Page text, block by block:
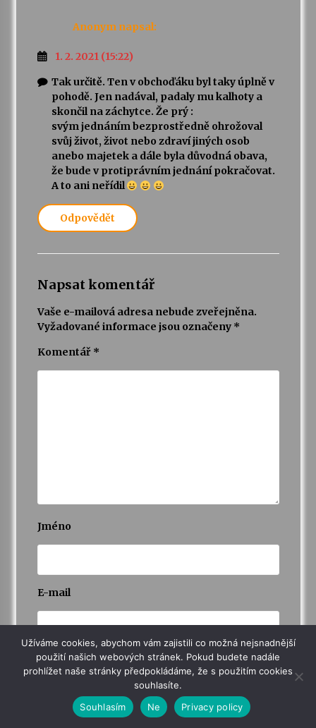
Anonym napsal:
1. 2. 2021 (15:22)
Tak určitě. Ten v obchoďáku byl taky úplně v
pohodě. Jen nadával, padaly mu kalhoty a
skončil na záchytce. Že prý :
svým jednáním bezprostředně ohrožoval
svůj život, život nebo zdraví jiných osob
anebo majetek a dále byla důvodná obava,
že bude v protiprávním jednání pokračovat.
A to ani neřídil
Odpovědět
Napsat komentář
Vaše e-mailová adresa nebude zveřejněna.
Vyžadované informace jsou označeny *
Komentář *
Jméno
E-mail
Webová stránka
Užíváme cookies, abychom vám zajistili co možná nejsnadnější
použití našich webových stránek. Pokud budete nadále
prohlížet naše stránky předpokládáme, že s použitím cookies
souhlasíte.
Souhlasím
Ne Privacy policy